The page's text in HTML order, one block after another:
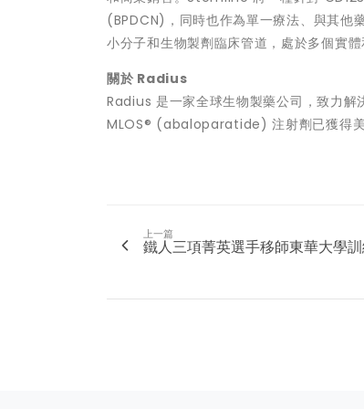
(BPDCN)，同時也作為單一療法、與其他
小分子和生物製劑臨床管道，處於多個實
關於 Radius
Radius 是一家全球生物製藥公司，致力
MLOS® (abaloparatide) 注射劑已獲得美
上一篇
鐵人三項菁英選手移師東華大學